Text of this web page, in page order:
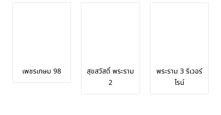
เพชรเกษม 98
สุขสวัสดิ์ พระราม
2
พระราม 3 ริเวอร์
ไรน์